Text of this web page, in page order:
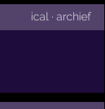
ical· archief